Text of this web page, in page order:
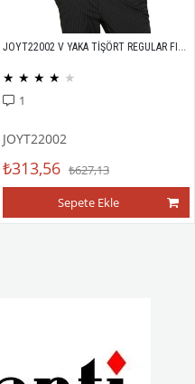
JOYT22002 V YAKA TİŞÖRT REGULAR FIT %100 PAMUK COMPACK PENYE
★ ★ ★ ★ ★
1
JOYT22002
₺313,56 ₺627,13
Sepete Ekle